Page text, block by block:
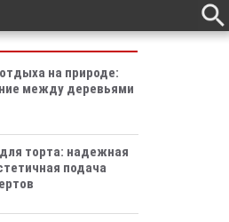
на природе:
между деревьями
торта: надежная
подача